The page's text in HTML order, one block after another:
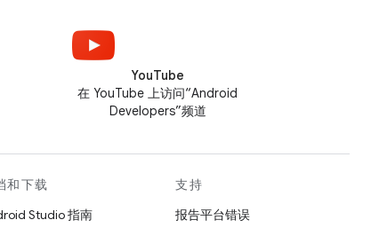
YouTube
在 YouTube 上访问“Android
Developers”频道
和下载
Studio 指南
支持
报告平台错误